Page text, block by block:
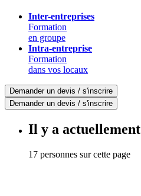
Inter-entreprises
Formation
en groupe
Intra-entreprise
Formation
dans vos locaux
Demander un devis / s'inscrire
Demander un devis / s'inscrire
Il y a actuellement
17 personnes sur cette page